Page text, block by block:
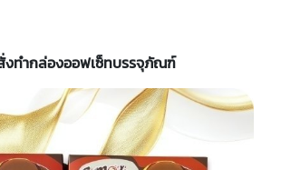
งทำกล่องออฟเซ็ทบรรจุภัณฑ์